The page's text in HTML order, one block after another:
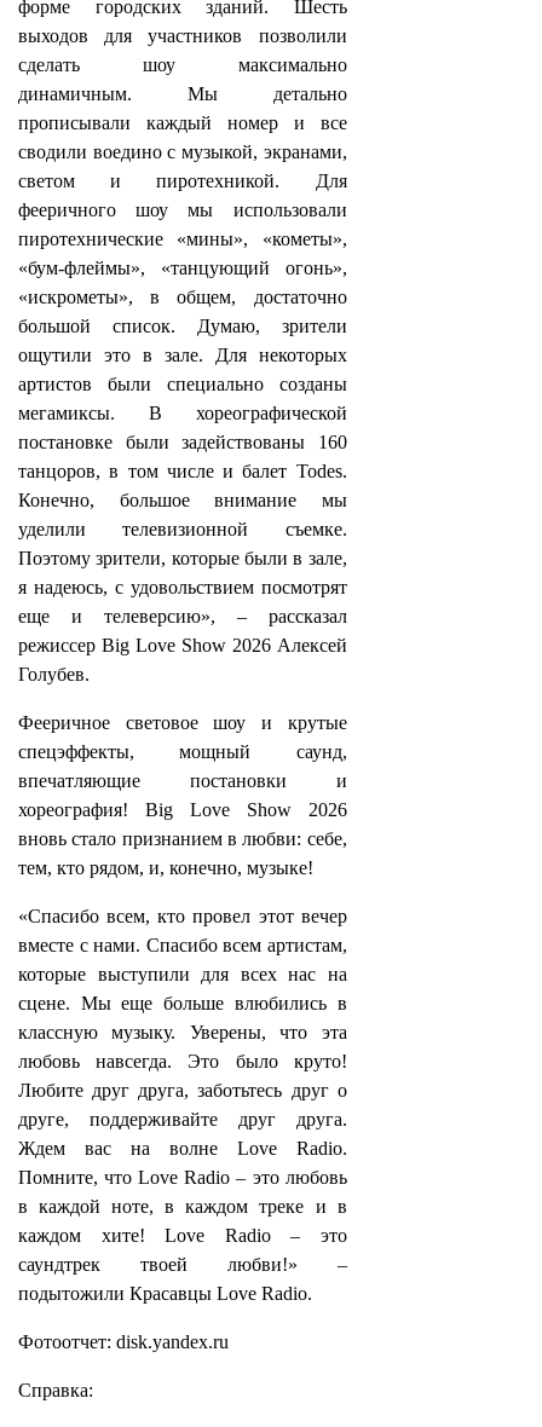
форме городских зданий. Шесть
выходов для участников позволили
сделать шоу максимально
динамичным. Мы детально
прописывали каждый номер и все
сводили воедино с музыкой, экранами,
светом и пиротехникой. Для
фееричного шоу мы использовали
пиротехнические «мины», «кометы»,
«бум-флеймы», «танцующий огонь»,
«искрометы», в общем, достаточно
большой список. Думаю, зрители
ощутили это в зале. Для некоторых
артистов были специально созданы
мегамиксы. В хореографической
постановке были задействованы 160
танцоров, в том числе и балет Todes.
Конечно, большое внимание мы
уделили телевизионной съемке.
Поэтому зрители, которые были в зале,
я надеюсь, с удовольствием посмотрят
еще и телеверсию», – рассказал
режиссер Big Love Show 2026 Алексей
Голубев.
Фееричное световое шоу и крутые
спецэффекты, мощный саунд,
впечатляющие постановки и
хореография! Big Love Show 2026
вновь стало признанием в любви: себе,
тем, кто рядом, и, конечно, музыке!
«Спасибо всем, кто провел этот вечер
вместе с нами. Спасибо всем артистам,
которые выступили для всех нас на
сцене. Мы еще больше влюбились в
классную музыку. Уверены, что эта
любовь навсегда. Это было круто!
Любите друг друга, заботьтесь друг о
друге, поддерживайте друг друга.
Ждем вас на волне Love Radio.
Помните, что Love Radio – это любовь
в каждой ноте, в каждом треке и в
каждом хите! Love Radio – это
саундтрек твоей любви!» –
подытожили Красавцы Love Radio.
Фотоотчет: disk.yandex.ru
Справка: